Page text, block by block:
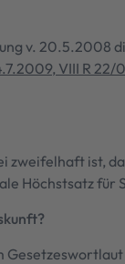
v. 20.5.2008
VIII R 22/
zweifelhaft ist,
Höchstsatz für